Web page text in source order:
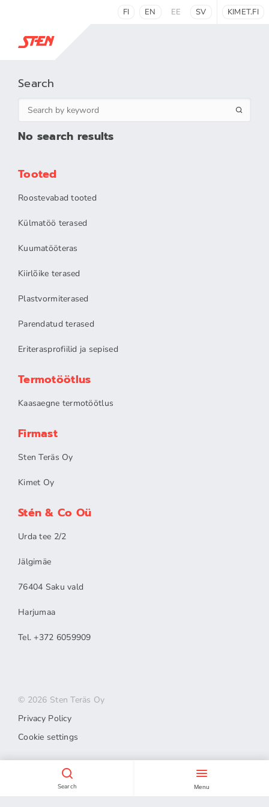
FI EN EE SV KIMET.FI
Search Menu
Search
No search results
Tooted
Roostevabad tooted
Külmatöö terased
Kuumatööteras
Kiirlõike terased
Plastvormiterased
Parendatud terased
Eriterasprofiilid ja sepised
Termotöötlus
Kaasaegne termotöötlus
Firmast
Sten Teräs Oy
Kimet Oy
Stén & Co Oü
Urda tee 2/2
Jälgimäe
76404 Saku vald
Harjumaa
Tel. +372 6059909
© 2026 Sten Teräs Oy
Privacy Policy
Cookie settings